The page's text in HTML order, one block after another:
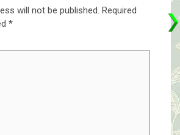
will not be published. Required
*